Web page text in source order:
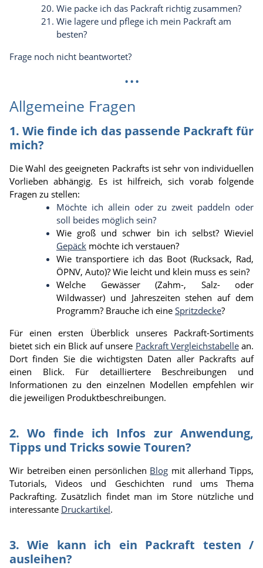
Wie packe ich das Packraft richtig zusammen?
Wie lagere und pflege ich mein Packraft am
besten?
Frage noch nicht beantwortet?
...
Allgemeine Fragen
1. Wie finde ich das passende Packraft für
mich?
Die Wahl des geeigneten Packrafts ist sehr von individuellen
Vorlieben abhängig. Es ist hilfreich, sich vorab folgende
Fragen zu stellen:
Möchte ich allein oder zu zweit paddeln oder
soll beides möglich sein?
Wie groß und schwer bin ich selbst? Wieviel
Gepäck möchte ich verstauen?
Wie transportiere ich das Boot (Rucksack, Rad,
ÖPNV, Auto)? Wie leicht und klein muss es sein?
Welche Gewässer (Zahm-, Salz- oder
Wildwasser) und Jahreszeiten stehen auf dem
Programm? Brauche ich eine Spritzdecke?
Für einen ersten Überblick unseres Packraft-Sortiments
bietet sich ein Blick auf unsere Packraft Vergleichstabellean.
Dort finden Sie die wichtigsten Daten aller Packrafts auf
einen Blick. Für detailliertere Beschreibungen und
Informationen zu den einzelnen Modellen empfehlen wir
die jeweiligen Produktbeschreibungen.
2. Wo finde ich Infos zur Anwendung,
Tipps und Tricks sowie Touren?
Wir betreiben einen persönlichen Blog mit allerhand Tipps,
Tutorials, Videos und Geschichten rund ums Thema
Packrafting. Zusätzlich findet man im Store nützliche und
interessante Druckartikel.
3. Wie kann ich ein Packraft testen /
ausleihen?